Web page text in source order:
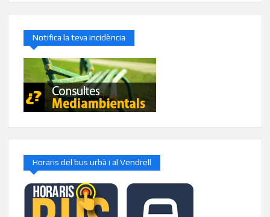
Notifica la teva incidència
Horaris del bus urbà i al Vendrell